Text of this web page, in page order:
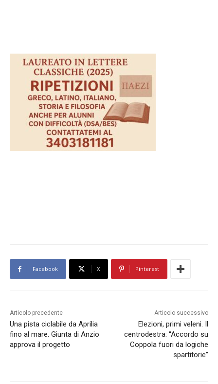
Facebook X Pinterest
Articolo precedente
Una pista ciclabile da Aprilia
fino al mare. Giunta di Anzio
approva il progetto
Articolo successivo
Elezioni, primi veleni. Il
centrodestra: “Accordo su
Coppola fuori da logiche
spartitorie”